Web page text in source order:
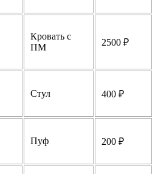
Кровать с
ПМ
2500 ₽
Стул 400 ₽
Пуф 200 ₽